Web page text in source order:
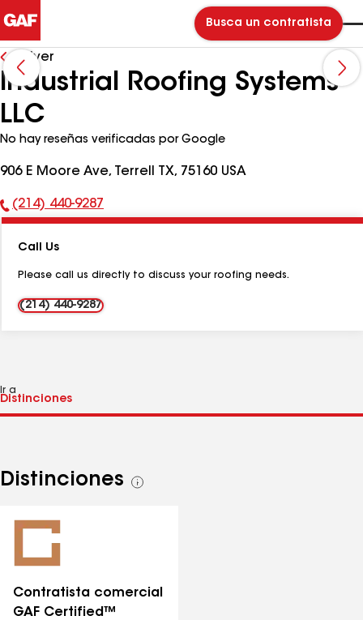
Busca un contratista
Volver
Industrial Roofing Systems
LLC
No hay reseñas verificadas por Google
906 E Moore Ave, Terrell TX, 75160 USA
Número
teléfono:
(214) 440-9287
Call Us
Please call us directly to discuss your roofing needs.
(214) 440-9287
Ir a
Distinciones
Ver
Contratista comercial
GAF Certified™